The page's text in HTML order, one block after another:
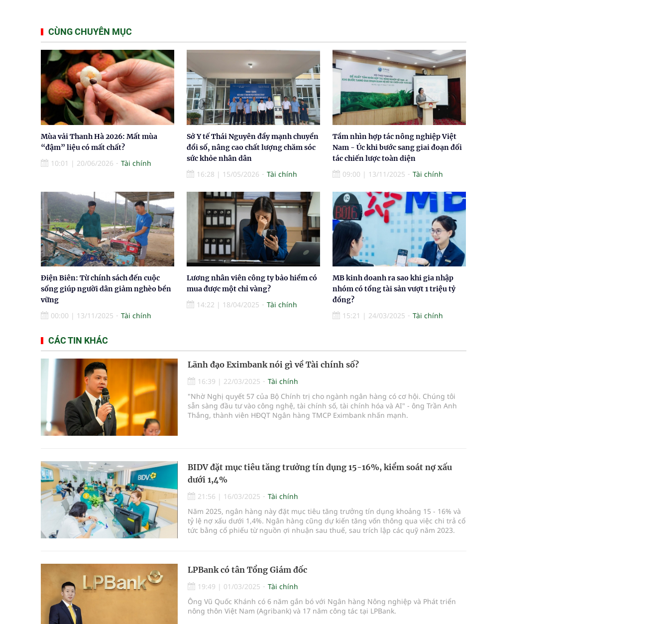
CÙNG CHUYÊN MỤC
Mùa vải Thanh Hà 2026: Mất mùa
“đậm” liệu có mất chất?
10:01 | 20/06/2026 Tài chính
Sở Y tế Thái Nguyên đẩy mạnh chuyển
đổi số, nâng cao chất lượng chăm sóc
sức khỏe nhân dân
16:28 | 15/05/2026 Tài chính
Tầm nhìn hợp tác nông nghiệp Việt
Nam - Úc khi bước sang giai đoạn đối
tác chiến lược toàn diện
09:00 | 13/11/2025 Tài chính
Điện Biên: Từ chính sách đến cuộc
sống giúp người dân giảm nghèo bền
vững
00:00 | 13/11/2025 Tài chính
Lương nhân viên công ty bảo hiểm có
mua được một chỉ vàng?
14:22 | 18/04/2025 Tài chính
MB kinh doanh ra sao khi gia nhập
nhóm có tổng tài sản vượt 1 triệu tỷ
đồng?
15:21 | 24/03/2025 Tài chính
CÁC TIN KHÁC
Lãnh đạo Eximbank nói gì về Tài chính số?
16:39 | 22/03/2025
Tài chính
"Nhờ Nghị quyết 57 của Bộ Chính trị cho ngành ngân hàng có cơ hội. Chúng tôi
sẵn sàng đầu tư vào công nghệ, tài chính số, tài chính hóa và AI" - ông Trần Anh
Thắng, thành viên HĐQT Ngân hàng TMCP Eximbank nhấn mạnh.
BIDV đặt mục tiêu tăng trưởng tín dụng 15-16%, kiểm soát nợ xấu
dưới 1,4%
21:56 | 16/03/2025
Tài chính
Năm 2025, ngân hàng này đặt mục tiêu tăng trưởng tín dụng khoảng 15 - 16% và
tỷ lệ nợ xấu dưới 1,4%. Ngân hàng cũng dự kiến tăng vốn thông qua việc chi trả cổ
tức bằng cổ phiếu từ nguồn ợi nhuận sau thuế, sau trích lập các quỹ năm 2023.
LPBank có tân Tổng Giám đốc
19:49 | 01/03/2025
Tài chính
Ông Vũ Quốc Khánh có 6 năm gắn bó với Ngân hàng Nông nghiệp và Phát triển
nông thôn Việt Nam (Agribank) và 17 năm công tác tại LPBank.